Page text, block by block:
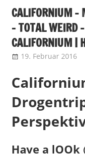
CALIFORNIUM –
– TOTAL WEIRD
CALIFORNIUM |
19. Februar 2016
Have a